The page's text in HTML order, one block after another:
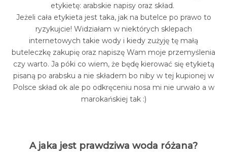
etykietę: arabskie napisy oraz skład.
Jeżeli cała etykieta jest taka, jak na butelce po prawo to
ryzykujcie! Widziałam w niektórych sklepach
internetowych takie wody i kiedy zużyję tę małą
buteleczkę zakupię oraz napiszę Wam moje przemyślenia
czy warto. Ja póki co wiem, że będę kierować się etykietą
pisaną po arabsku a nie składem bo niby w tej kupionej w
Polsce skład ok ale po odkręceniu nosa mi nie urwało a w
marokańskiej tak :)
A jaka jest prawdziwa woda różana?